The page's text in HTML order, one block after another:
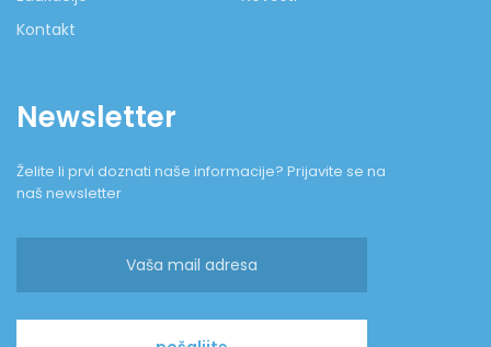
Kontakt
Newsletter
Želite li prvi doznati naše informacije? Prijavite se na
naš newsletter